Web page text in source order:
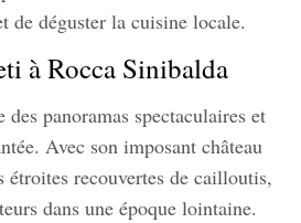
déguster la cuisine locale.
à Rocca Sinibalda
des panoramas spectaculaires et
Avec son imposant château
étroites recouvertes de cailloutis,
dans une époque lointaine.